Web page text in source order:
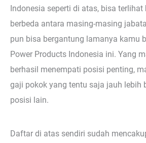
Indonesia seperti di atas, bisa
berbeda antara masing-masing
pun bisa bergantung lamanya kamu
Power Products Indonesia ini. Yang
berhasil menempati posisi penting,
gaji pokok yang tentu saja jauh lebih
posisi lain.
Daftar di atas sendiri sudah